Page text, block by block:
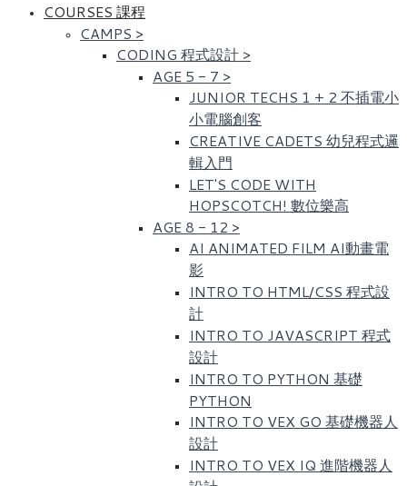
COURSES 課程
CAMPS >
CODING 程式設計 >
AGE 5 - 7 >
JUNIOR TECHS 1 + 2 不插電小
小電腦創客
CREATIVE CADETS 幼兒程式邏
輯入門
LET'S CODE WITH
HOPSCOTCH! 數位樂高​
AGE 8 - 12 >
AI ANIMATED FILM AI動畫電
影
INTRO TO HTML/CSS 程式設
計
INTRO TO JAVASCRIPT 程式
設計
INTRO TO PYTHON 基礎
PYTHON
INTRO TO VEX GO 基礎機器人
設計
INTRO TO VEX IQ 進階機器人